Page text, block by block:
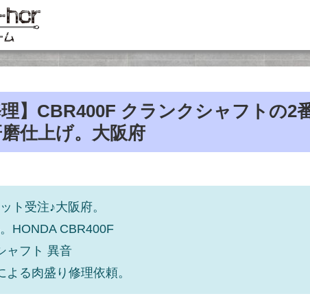
理】CBR400F クランクシャフトの2
仕上げ。大阪府
ト受注♪大阪府。
HONDA CBR400F
ャフト 異音
る肉盛り修理依頼。